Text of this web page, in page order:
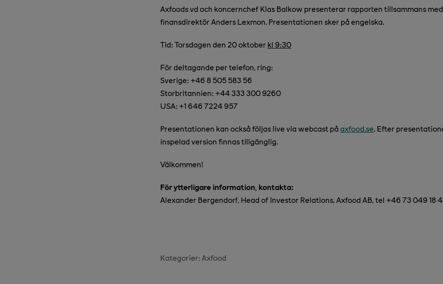
Axfoods vd och koncernchef Klas Balkow presenterar rapporten tillsammans
finansdirektör Anders Lexmon. Presentationen sker på engelska.
Tid: Torsdagen den 20 oktober kl 9:30
För deltagande per telefon, ring:
Sverige: +46 8 505 583 56
Storbritannien: +44 333 300 9260
USA: +1 646 7224 957
Presentationen kan också följas live via webcast på axfood.se. Efter
inspelad version finnas tillgänglig.
Välkommen!
För ytterligare information, kontakta:
Alexander Bergendorf, Head of Investor Relations, Axfood AB, tel +46 73 049 18
Kategorier: Axfood